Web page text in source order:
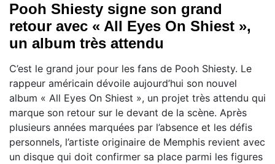
Pooh Shiesty signe son grand
retour avec « All Eyes On Shiest »,
un album très attendu
C’est le grand jour pour les fans de Pooh Shiesty. Le
rappeur américain dévoile aujourd’hui son nouvel
album « All Eyes On Shiest », un projet très attendu qui
marque son retour sur le devant de la scène. Après
plusieurs années marquées par l’absence et les défis
personnels, l’artiste originaire de Memphis revient avec
un disque qui doit confirmer sa place parmi les figures